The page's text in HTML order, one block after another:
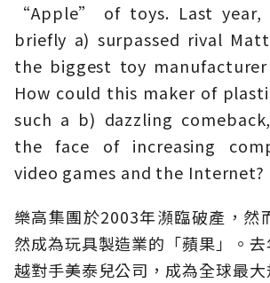
“Apple” of toys. Last year,
briefly a) surpassed rival
the biggest toy
How could this maker of
such a b) dazzling
the face of increasing
video games and the Internet?
樂高集團於2003年瀕臨破產，然
然成為玩具製造業的「蘋果」。
越對手美泰兒公司，成為全球最